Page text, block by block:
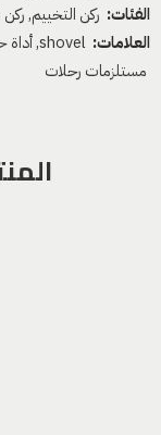
الفئات: ركن التخييم,
العلامات: shovel
,أداة
مستلزمات رحلات